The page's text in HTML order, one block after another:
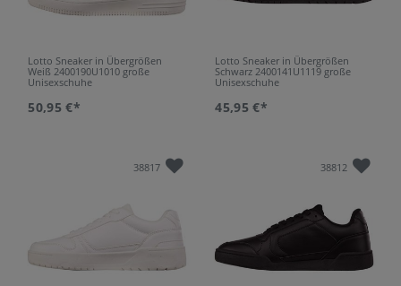
Lotto Sneaker in Übergrößen
Weiß 2400190U1010 große
Unisexschuhe
50,95 €*
Lotto Sneaker in Übergrößen
Schwarz 2400141U1119 große
Unisexschuhe
45,95 €*
38817 38812